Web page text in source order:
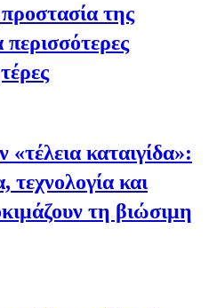
της
καταιγίδα»:
τεχνολογία και
τη βιώσιμη